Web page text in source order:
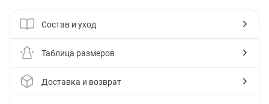
Состав и уход
Таблица размеров
Доставка и возврат